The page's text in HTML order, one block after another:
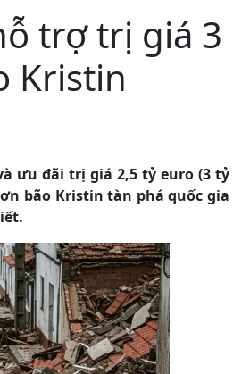
trợ trị giá 3
Kristin
ưu đãi trị giá 2,5 tỷ euro (3 tỷ
bão Kristin tàn phá quốc gia